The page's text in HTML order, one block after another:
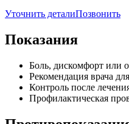
Уточнить деталиПозвонить
Показания
Боль, дискомфорт или
Рекомендация врача
Контроль после
Профилактическая